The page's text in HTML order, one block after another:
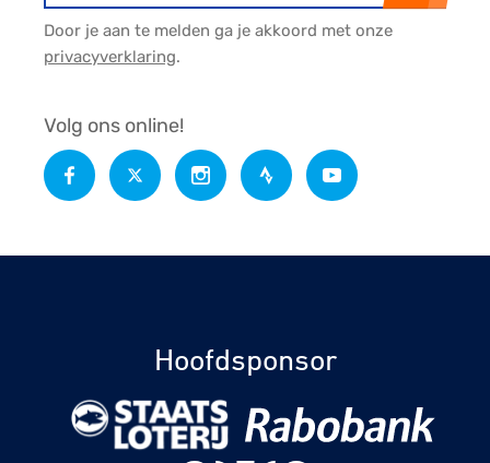
Door je aan te melden ga je akkoord met onze
privacyverklaring.
Volg ons online!
Hoofdsponsor